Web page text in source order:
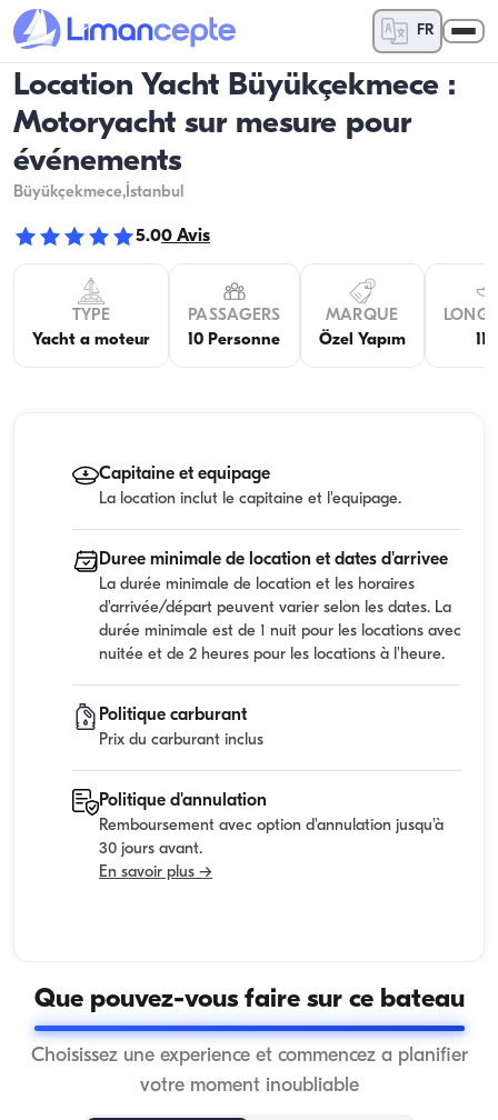
FR
Location Yacht Büyükçekmece :
Motoryacht sur mesure pour
événements
Büyükçekmece,İstanbul
5.00 Avis
TYPE
Yacht a moteur
PASSAGERS
10 Personne
MARQUE
Özel Yapım
Capitaine et equipage
La location inclut le capitaine et l'equipage.
Duree minimale de location et dates d'arrivee
La durée minimale de location et les horaires
d'arrivée/départ peuvent varier selon les dates. La
durée minimale est de 1 nuit pour les locations avec
nuitée et de 2 heures pour les locations à l'heure.
Politique carburant
Prix du carburant inclus
Politique d'annulation
Remboursement avec option d'annulation jusqu'à
30 jours avant.
En savoir plus →
Que pouvez-vous faire sur ce bateau
Choisissez une experience et commencez a planifier
votre moment inoubliable